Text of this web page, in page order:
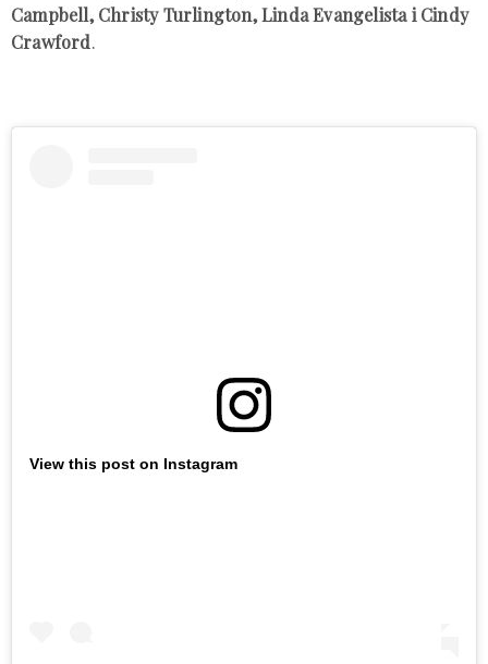
Campbell, Christy Turlington, Linda Evangelista i Cindy
Crawford.
View this post on Instagram